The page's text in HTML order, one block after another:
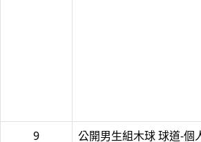
9 公開男生組木球 球道-個